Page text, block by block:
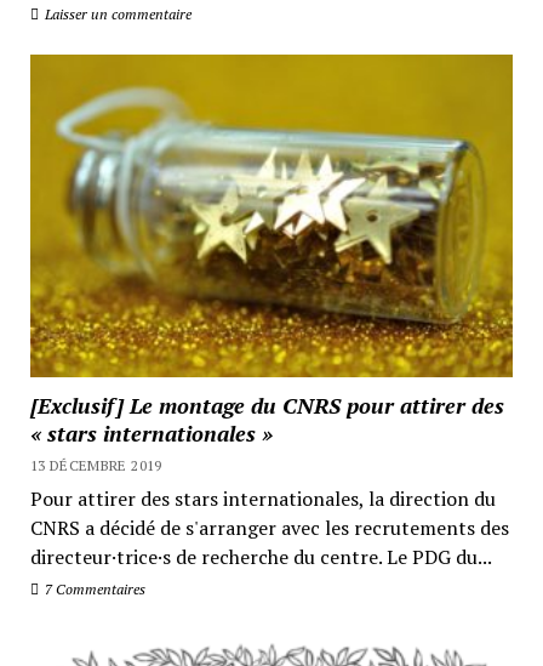
Laisser un commentaire
[Exclusif] Le montage du CNRS pour attirer des
« stars internationales »
13 DÉCEMBRE 2019
Pour attirer des stars internationales, la direction du
CNRS a décidé de s'arranger avec les recrutements des
directeur·trice·s de recherche du centre. Le PDG du...
7 Commentaires